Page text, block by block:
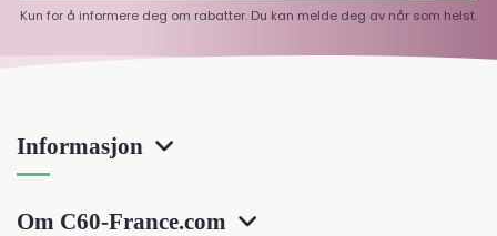
Kun for å informere deg om rabatter. Du kan melde deg av når som helst.
Informasjon
Om C60-France.com